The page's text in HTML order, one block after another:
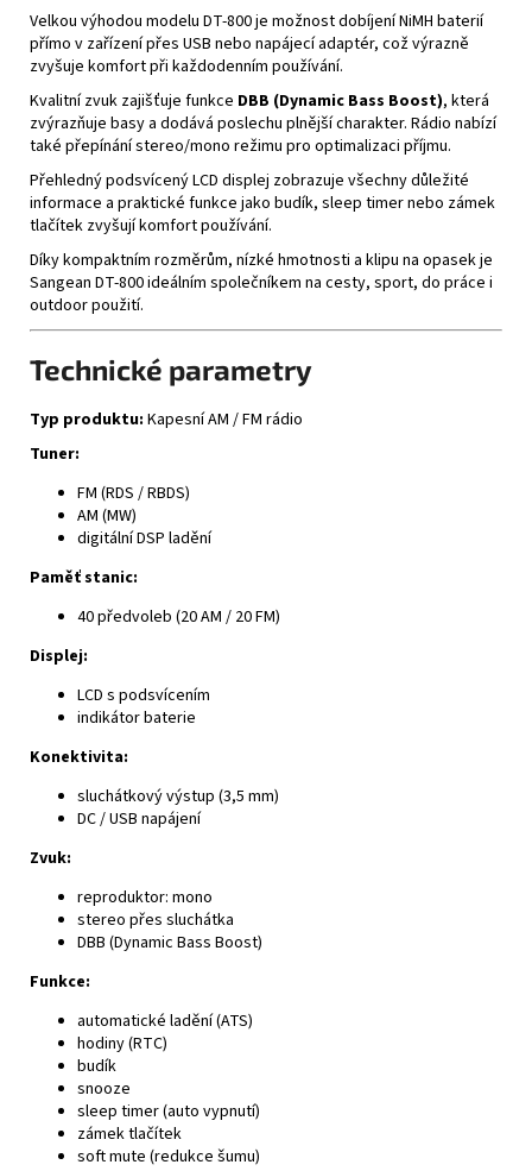
Velkou výhodou modelu DT-800 je možnost dobíjení NiMH baterií
přímo v zařízení přes USB nebo napájecí adaptér, což výrazně
zvyšuje komfort při každodenním používání.
Kvalitní zvuk zajišťuje funkce DBB (Dynamic Bass Boost), která
zvýrazňuje basy a dodává poslechu plnější charakter. Rádio nabízí
také přepínání stereo/mono režimu pro optimalizaci příjmu.
Přehledný podsvícený LCD displej zobrazuje všechny důležité
informace a praktické funkce jako budík, sleep timer nebo zámek
tlačítek zvyšují komfort používání.
Díky kompaktním rozměrům, nízké hmotnosti a klipu na opasek je
Sangean DT-800 ideálním společníkem na cesty, sport, do práce i
outdoor použití.
Technické parametry
Typ produktu: Kapesní AM / FM rádio
Tuner:
FM (RDS / RBDS)
AM (MW)
digitální DSP ladění
Paměť stanic:
40 předvoleb (20 AM / 20 FM)
Displej:
LCD s podsvícením
indikátor baterie
Konektivita:
sluchátkový výstup (3,5 mm)
DC / USB napájení
Zvuk:
reproduktor: mono
stereo přes sluchátka
DBB (Dynamic Bass Boost)
Funkce:
automatické ladění (ATS)
hodiny (RTC)
budík
snooze
sleep timer (auto vypnutí)
zámek tlačítek
soft mute (redukce šumu)